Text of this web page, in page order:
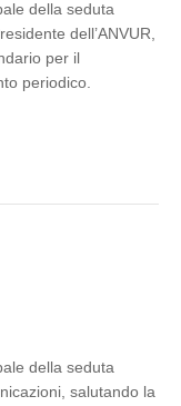
della seduta
dell’ANVUR,
per il
periodico.
della seduta
salutando la